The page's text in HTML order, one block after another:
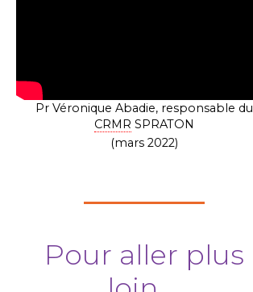
Pr Véronique Abadie, responsable du
CRMR SPRATON
(mars 2022)
Pour aller plus